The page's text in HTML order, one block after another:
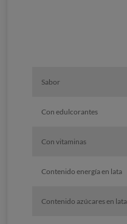
Sabor
Con edulcorantes
Con vitaminas
Contenido energía en lata
Contenido azúcares en lata